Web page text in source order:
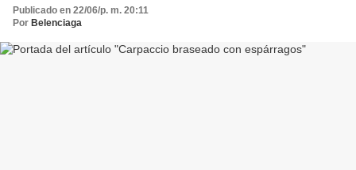
Publicado en 22/06/p. m. 20:11
Por Belenciaga